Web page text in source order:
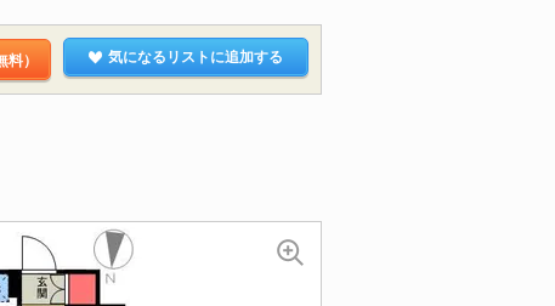
料） 気になるリストに追加する